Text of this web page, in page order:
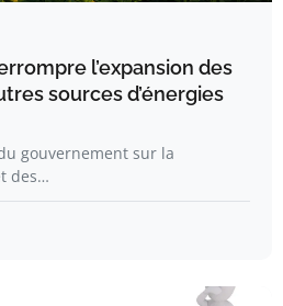
l’expansion des
sources d’énergies
gouvernement sur la
des…